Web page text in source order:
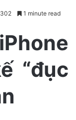
302 1 minute read
“đục